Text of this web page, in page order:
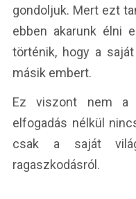
gondoljuk. Mert ezt
ebben akarunk élni
történik, hogy a
másik embert.
Ez viszont nem a
elfogadás nélkül
csak a saját
ragaszkodásról.